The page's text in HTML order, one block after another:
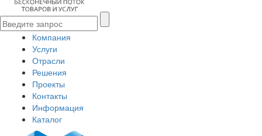
Компания
Услуги
Отрасли
Решения
Проекты
Контакты
Информация
Каталог